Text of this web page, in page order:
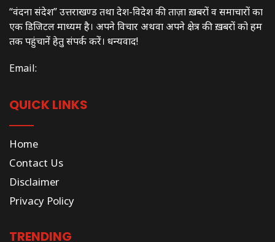
“वंदना संदेश” उत्तराखण्ड तथा देश-विदेश की ताज़ा ख़बरों व समाचारों का
एक डिजिटल माध्यम है। अपने विचार अथवा अपने क्षेत्र की ख़बरों को हम
तक पहुंचानें हेतु संपर्क करें। धन्यवाद!
Email:
QUICK LINKS
Home
Contact Us
Disclaimer
Privacy Policy
TRENDING